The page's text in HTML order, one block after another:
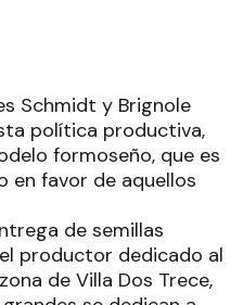
Schmidt y Brignole
política productiva,
formoseño, que es
en favor de aquellos
de semillas
productor dedicado al
de Villa Dos Trece,